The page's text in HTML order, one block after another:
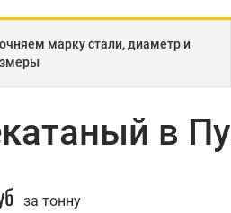
марку стали, диаметр и
в
за тонну